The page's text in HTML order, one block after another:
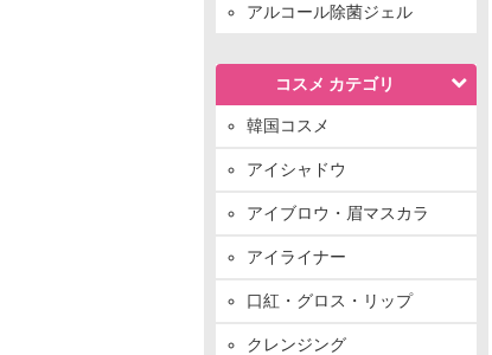
アルコール除菌ジェル
コスメ カテゴリ
韓国コスメ
アイシャドウ
アイブロウ・眉マスカラ
アイライナー
口紅・グロス・リップ
クレンジング